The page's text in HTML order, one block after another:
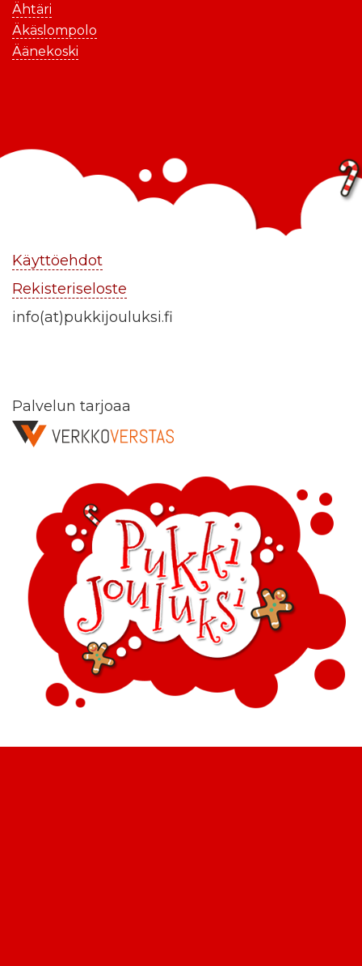
Ähtäri
Äkäslompolo
Äänekoski
Käyttöehdot
Rekisteriseloste
info(at)pukkijouluksi.fi
Palvelun tarjoaa